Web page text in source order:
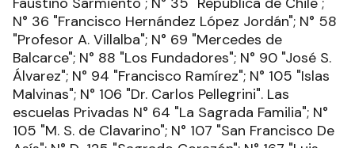
N° 36 "Francisco Hernández López Jordán"; N° 58
"Profesor A. Villalba"; N° 69 "Mercedes de
Balcarce"; N° 88 "Los Fundadores"; N° 90 "José S.
Álvarez"; N° 94 "Francisco Ramírez"; N° 105 "Islas
Malvinas"; N° 106 "Dr. Carlos Pellegrini". Las
escuelas Privadas N° 64 "La Sagrada Familia"; N°
105 "M. S. de Clavarino"; N° 107 "San Francisco De